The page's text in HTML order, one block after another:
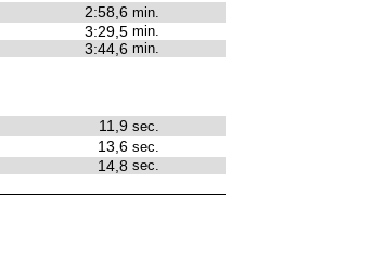
2:58,6 min.
3:29,5 min.
3:44,6 min.
11,9 sec.
13,6 sec.
14,8 sec.